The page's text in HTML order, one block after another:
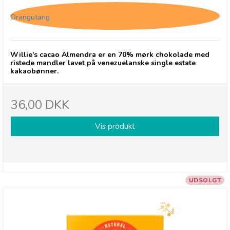
Orangutang
Willie's cacao Almendra er en 70% mørk chokolade med
ristede mandler lavet på venezuelanske single estate
kakaobønner.
36,00 DKK
Vis produkt
UDSOLGT